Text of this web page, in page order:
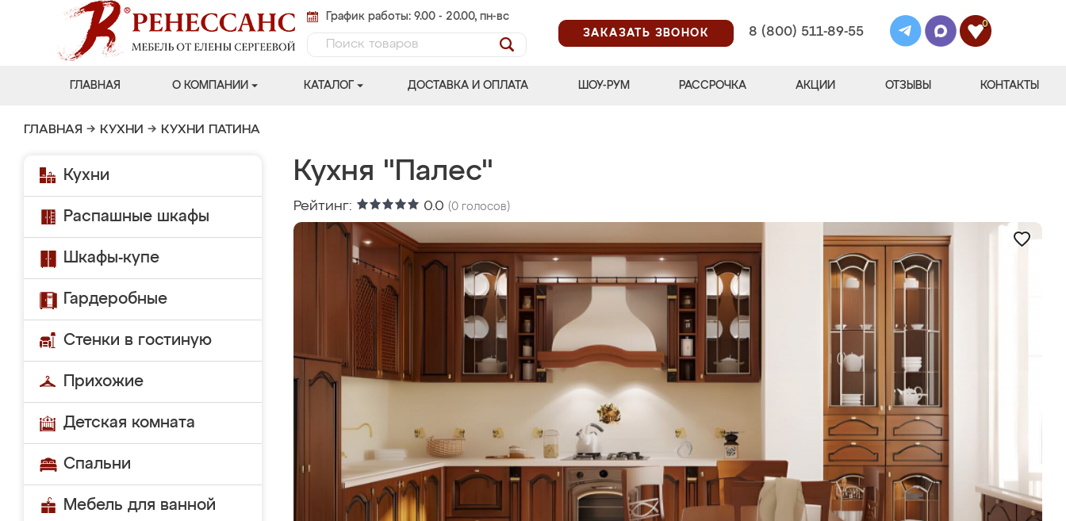
График работы: 9.00 - 20.00, пн-вс
ЗАКАЗАТЬ ЗВОНОК
8 (800) 511-89-55
0
ГЛАВНАЯ О КОМПАНИИ КАТАЛОГ ДОСТАВКА И ОПЛАТА ШОУ-РУМ РАССРОЧКА АКЦИИ ОТЗЫВЫ КОНТАКТЫ
ГЛАВНАЯ → КУХНИ → КУХНИ ПАТИНА
Кухни
Распашные шкафы
Шкафы-купе
Гардеробные
Стенки в гостиную
Прихожие
Детская комната
Спальни
Мебель для ванной
Кухня "Палес"
Рейтинг: 0.0 (0 голосов)